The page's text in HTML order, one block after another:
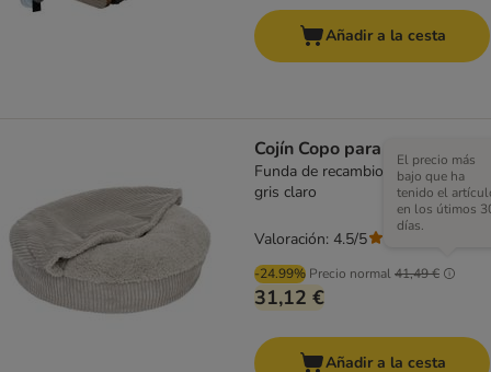
Añadir a la cesta
Cojín Copo para perros
Funda de recambio 90 cm (Diám),
gris claro
-24.99% Precio normal41,49 €
El precio más
bajo que ha
tenido el
en los útimos
días.
31,12 €
Valoración: 4.5/5
Añadir a la cesta